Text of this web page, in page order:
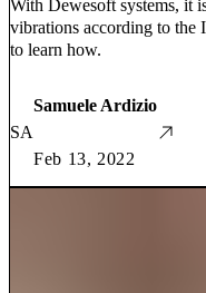
With Dewesoft systems, it
vibrations according to the
to learn how.
SA
Samuele Ardizio
Feb 13, 2022